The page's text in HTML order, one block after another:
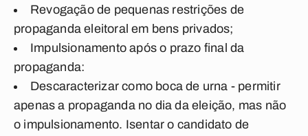
Revogação de pequenas restrições de
propaganda eleitoral em bens privados;
Impulsionamento após o prazo final da
propaganda:
Descaracterizar como boca de urna - permitir
apenas a propaganda no dia da eleição, mas não
o impulsionamento. Isentar o candidato de